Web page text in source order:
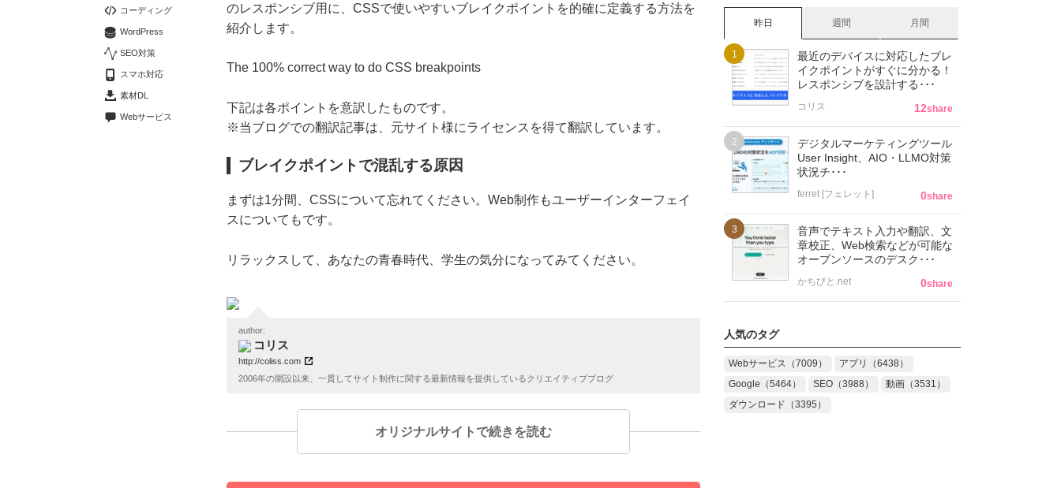
のレスポンシブ用に、CSSで使いやすいブレイクポイントを的確に定義する方法を
紹介します。
The 100% correct way to do CSS breakpoints
下記は各ポイントを意訳したものです。
※当ブログでの翻訳記事は、元サイト様にライセンスを得て翻訳しています。
ブレイクポイントで混乱する原因
まずは1分間、CSSについて忘れてください。Web制作もユーザーインターフェイ
スについてもです。
リラックスして、あなたの青春時代、学生の気分になってみてください。
author:
コリス
http://coliss.com
2006年の開設以来、一貫してサイト制作に関する最新情報を提供しているクリエイティブブログ
オリジナルサイトで続きを読む
昨日 週間 月間
最近のデバイスに対応したブレ
イクポイントがすぐに分かる！
レスポンシブを設計する･･･
コリス 12share
デジタルマーケティングツール
User Insight、AIO・LLMO対策
状況チ･･･
ferret [フェレット] 0share
音声でテキスト入力や翻訳、文
章校正、Web検索などが可能な
オープンソースのデスク･･･
かちびと.net 0share
人気のタグ
Webサービス（7009）
アプリ（6438）
Google（5464）
SEO（3988）
動画（3531）
ダウンロード（3395）
コーディング
WordPress
SEO対策
スマホ対応
素材DL
Webサービス